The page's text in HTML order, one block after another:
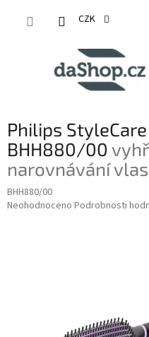
CZK
Philips
BHH880/00
narovnávání
BHH880/00
Průměrné
Neohodnoceno Podrobnosti